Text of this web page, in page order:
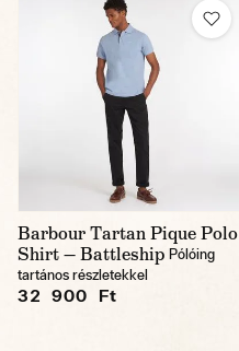
Barbour Tartan Pique Polo
Shirt — Battleship Pólóing
tartános részletekkel
32 900 Ft